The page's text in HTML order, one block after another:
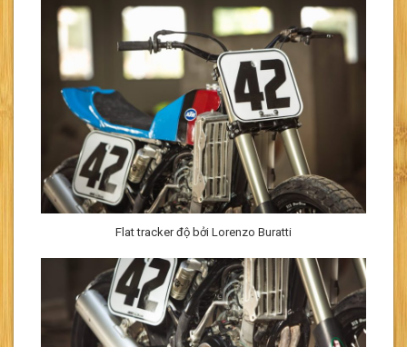
Flat tracker độ bởi Lorenzo Buratti